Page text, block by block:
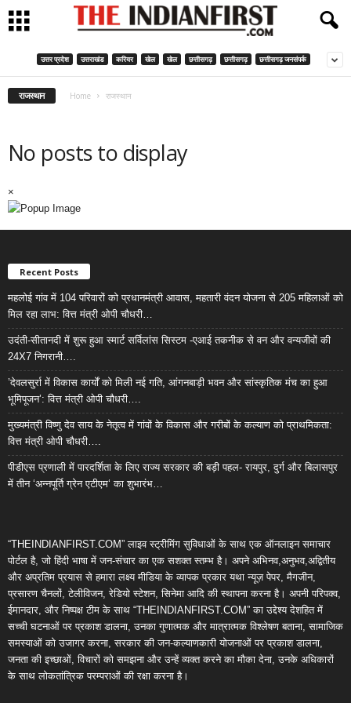
उत्तर प्रदेश उत्तराखंड करियर खेल खेल छत्तीसगढ़ छत्तीसगढ़ छत्तीसगढ़ जनसंपर्क
राजस्थान Home राजस्थान
No posts to display
×
Recent Posts
महलोई गांव में 104 परिवारों को प्रधानमंत्री आवास, महतारी वंदन योजना से 205 महिलाओं को
मिल रहा लाभ: वित्त मंत्री ओपी चौधरी…
उदंती-सीतानदी में शुरू हुआ स्मार्ट सर्विलांस सिस्टम -एआई तकनीक से वन और वन्यजीवों की
24X7 निगरानी….
’देवलसुर्रा में विकास कार्यों को मिली नई गति, आंगनबाड़ी भवन और सांस्कृतिक मंच का हुआ
भूमिपूजन’: वित्त मंत्री ओपी चौधरी….
मुख्यमंत्री विष्णु देव साय के नेतृत्व में गांवों के विकास और गरीबों के कल्याण को प्राथमिकता:
वित्त मंत्री ओपी चौधरी….
पीडीएस प्रणाली में पारदर्शिता के लिए राज्य सरकार की बड़ी पहल- रायपुर, दुर्ग और बिलासपुर
में तीन ‘अन्नपूर्ति ग्रेन एटीएम‘ का शुभारंभ…
“THEINDIANFIRST.COM” लाइव स्ट्रीमिंग सुविधाओं के साथ एक ऑनलाइन समाचार
पोर्टल है, जो हिंदी भाषा में जन-संचार का एक सशक्त स्तम्भ है। अपने अभिनव,अनुभव,अद्वितीय
और अप्रतिम प्रयास से हमारा लक्ष्य मीडिया के व्यापक प्रकार यथा न्यूज़ पेपर, मैगजीन,
प्रसारण चैनलों, टेलीविजन, रेडियो स्टेशन, सिनेमा आदि की स्थापना करना है। अपनी परिपक्व,
ईमानदार, और निष्पक्ष टीम के साथ “THEINDIANFIRST.COM” का उद्देश्य देशहित में
सच्ची घटनाओं पर प्रकाश डालना, उनका गुणात्मक और मात्रात्मक विश्लेषण बताना, सामाजिक
समस्याओं को उजागर करना, सरकार की जन-कल्याणकारी योजनाओं पर प्रकाश डालना,
जनता की इच्छाओं, विचारों को समझना और उन्हें व्यक्त करने का मौका देना, उनके अधिकारों
के साथ लोकतांत्रिक परम्पराओं की रक्षा करना है।